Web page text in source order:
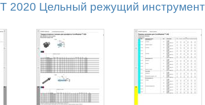
2020 Цельный режущий